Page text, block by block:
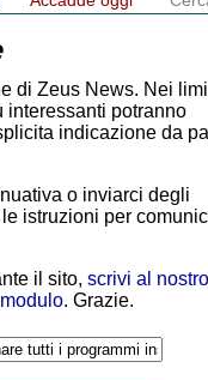
di Zeus News. Nei
interessanti potranno
indicazione da
o inviarci degli
istruzioni per
il sito, scrivi al nostro
. Grazie.